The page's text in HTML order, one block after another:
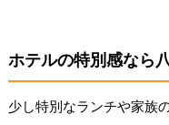
ホテルの特別感なら
少し特別なランチや家族